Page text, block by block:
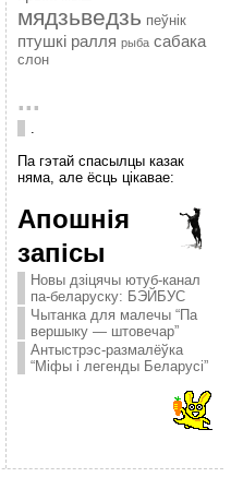
мядзьведзь пеўнік
птушкі ралля рыба сабака
слон
...
.
Па гэтай спасылцы казак
няма, але ёсць цікавае:
Апошнія
запісы
Новы дзіцячы ютуб-канал
па-беларуску: БЭЙБУС
Чытанка для малечы “Па
вершыку — штовечар”
Антыстрэс-размалёўка
“Міфы і легенды Беларусі”